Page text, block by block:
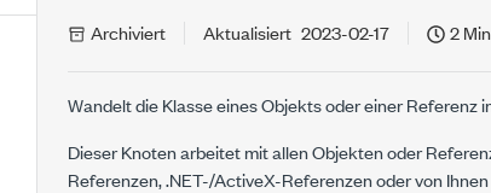
Archiviert Aktualisiert 2023-02-17 2
Wandelt die Klasse eines Objekts oder einer Referenz
Dieser Knoten arbeitet mit allen Objekten oder
Referenzen, .NET-/ActiveX-Referenzen oder von